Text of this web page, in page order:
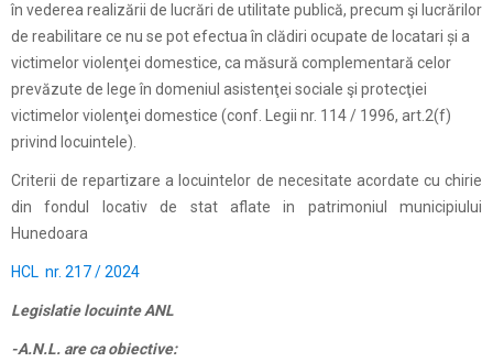
în vederea realizării de lucrări de utilitate publică, precum şi lucrărilor
de reabilitare ce nu se pot efectua în clădiri ocupate de locatari și a
victimelor violenţei domestice, ca măsură complementară celor
prevăzute de lege în domeniul asistenţei sociale şi protecţiei
victimelor violenţei domestice (conf. Legii nr. 114 / 1996, art.2(f)
privind locuintele).
Criterii de repartizare a locuintelor de necesitate acordate cu chirie
din fondul locativ de stat aflate in patrimoniul municipiului
Hunedoara
HCL nr. 217 / 2024
Legislatie locuinte ANL
-A.N.L. are ca obiective: